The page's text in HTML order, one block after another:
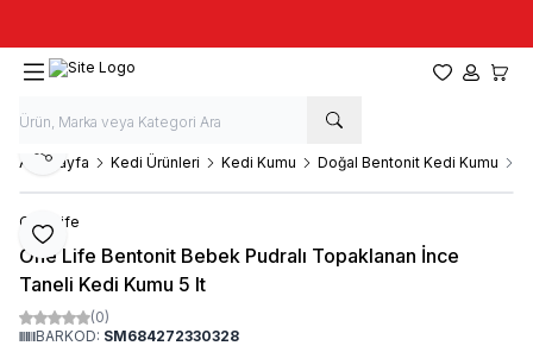
Favorilerim
Hesabım
Ana Sayfa Kedi Ürünleri Kedi Kumu Doğal Bentonit Kedi Kumu
Favoriye Ekle
Paylaş
One Life
One Life Bentonit Bebek Pudralı Topaklanan İnce
Taneli Kedi Kumu 5 lt
(0)
BARKOD: SM684272330328